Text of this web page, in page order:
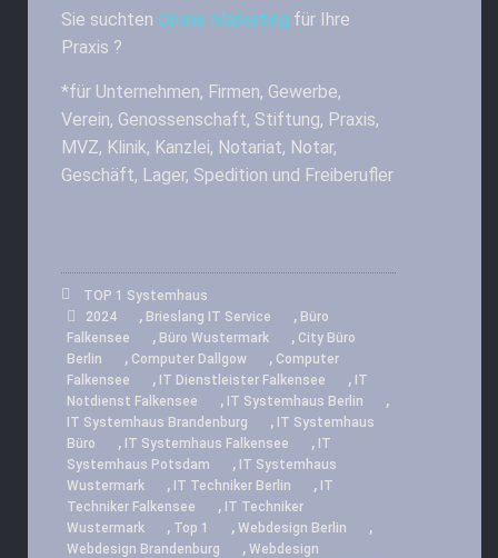
Sie suchten Online Marketing für Ihre
Praxis ?
*für Unternehmen, Firmen, Gewerbe,
Verein, Genossenschaft, Stiftung, Praxis,
MVZ, Klinik, Kanzlei, Notariat, Notar,
Geschäft, Lager, Spedition und Freiberufler
TOP 1 Systemhaus
2024
, Brieslang IT Service , Büro
Falkensee
, Büro Wustermark , City Büro
Berlin
, Computer Dallgow , Computer
Falkensee
, IT Dienstleister Falkensee , IT
Notdienst Falkensee
, IT Systemhaus Berlin ,
IT Systemhaus Brandenburg , IT Systemhaus
Büro
, IT Systemhaus Falkensee , IT
Systemhaus Potsdam
, IT Systemhaus
Wustermark
, IT Techniker Berlin , IT
Techniker Falkensee
, IT Techniker
Wustermark
, Top 1 , Webdesign Berlin ,
Webdesign Brandenburg , Webdesign